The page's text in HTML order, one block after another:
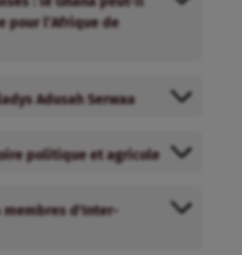
pour l’Afrique de
Adusah Serwaa
politique et agricole
membres d'Inter-